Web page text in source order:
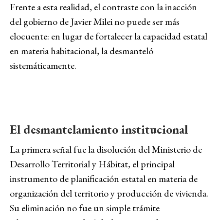
Frente a esta realidad, el contraste con la inacción
del gobierno de Javier Milei no puede ser más
elocuente: en lugar de fortalecer la capacidad estatal
en materia habitacional, la desmanteló
sistemáticamente.
El desmantelamiento institucional
La primera señal fue la disolución del Ministerio de
Desarrollo Territorial y Hábitat, el principal
instrumento de planificación estatal en materia de
organización del territorio y producción de vivienda.
Su eliminación no fue un simple trámite